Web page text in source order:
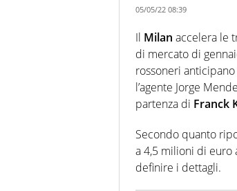
05/05/22 08:39
Il Milan accelera le
di mercato di
rossoneri
l’agente Jorge
partenza di Franck
Secondo quanto
a 4,5 milioni di euro
definire i dettagli.